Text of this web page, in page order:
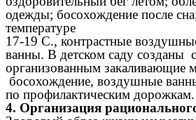
одежды; босохождение после
температуре
17-19 С., контрастные
ванны. В детском саду созданы
организованным закаливающие
босохождение, воздушные
по профилактическим дорожкам.
4. Организация